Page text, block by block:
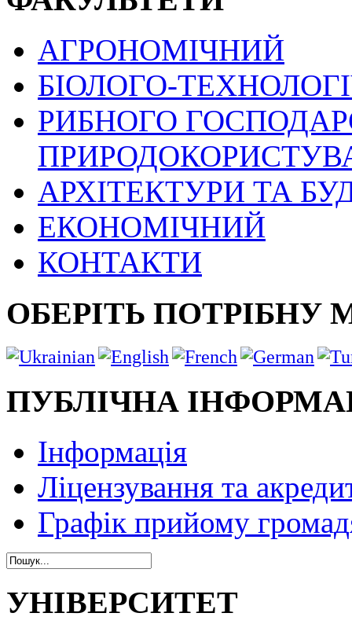
АГРОНОМІЧНИЙ
БІОЛОГО-
РИБНОГО
АРХІТЕКТУРИ ТА
ЕКОНОМІЧНИЙ
КОНТАКТИ
ОБЕРІТЬ ПОТРІБНУ
ПУБЛІЧНА
Інформація
Ліцензування та
Графік прийому
УНІВЕРСИТЕТ